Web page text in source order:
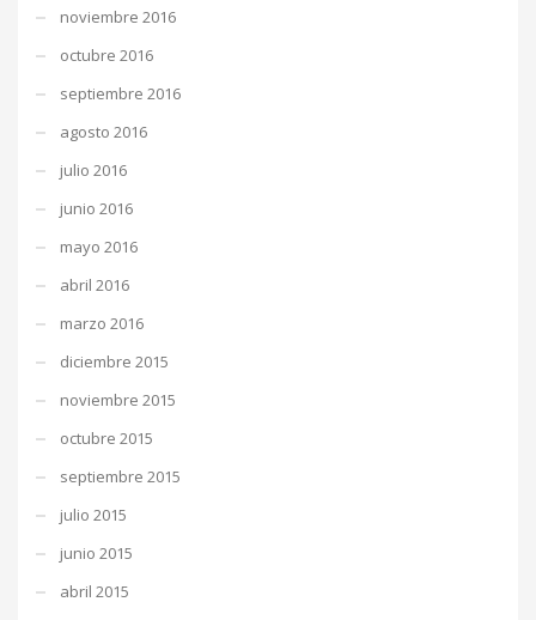
noviembre 2016
octubre 2016
septiembre 2016
agosto 2016
julio 2016
junio 2016
mayo 2016
abril 2016
marzo 2016
diciembre 2015
noviembre 2015
octubre 2015
septiembre 2015
julio 2015
junio 2015
abril 2015